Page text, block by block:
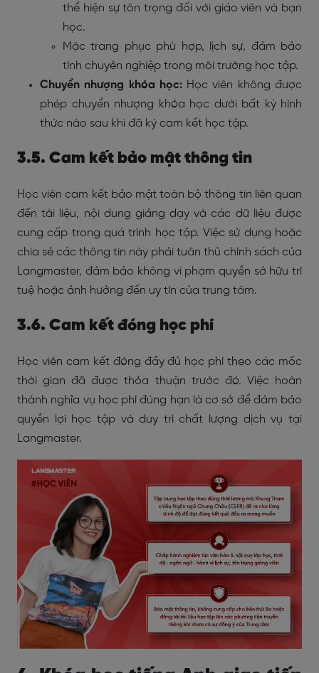
thể hiện sự tôn trọng đối với giáo viên và bạn
học.
Mặc trang phục phù hợp, lịch sự, đảm bảo
tính chuyên nghiệp trong môi trường học tập.
Chuyển nhượng khóa học:Học viên không được
phép chuyển nhượng khóa học dưới bất kỳ hình
thức nào sau khi đã ký cam kết học tập.
3.5. Cam kết bảo mật thông tin
Học viên cam kết bảo mật toàn bộ thông tin liên quan
đến tài liệu, nội dung giảng dạy và các dữ liệu được
cung cấp trong quá trình học tập. Việc sử dụng hoặc
chia sẻ các thông tin này phải tuân thủ chính sách của
Langmaster, đảm bảo không vi phạm quyền sở hữu trí
tuệ hoặc ảnh hưởng đến uy tín của trung tâm.
3.6. Cam kết đóng học phí
Học viên cam kết đóng đầy đủ học phí theo các mốc
thời gian đã được thỏa thuận trước đó. Việc hoàn
thành nghĩa vụ học phí đúng hạn là cơ sở để đảm bảo
quyền lợi học tập và duy trì chất lượng dịch vụ tại
Langmaster.